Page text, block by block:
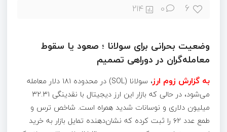
6
0
214
وضعیت بحرانی برای سولانا ؛ صعود یا سقوط
معامله‌گران در دوراهی تصمیم
به گزارش زوم ارز،
سولانا (SOL) در محدوده ۱۸۱ دلار معامله
می‌شود، در حالی که بازار این ارز دیجیتال با نقدینگی ۳۲.۳۱
میلیون دلاری و نوسانات شدید همراه است. شاخص ترس و
طمع عدد ۶۲ را ثبت کرده که نشان‌دهنده تمایل بازار به خرید